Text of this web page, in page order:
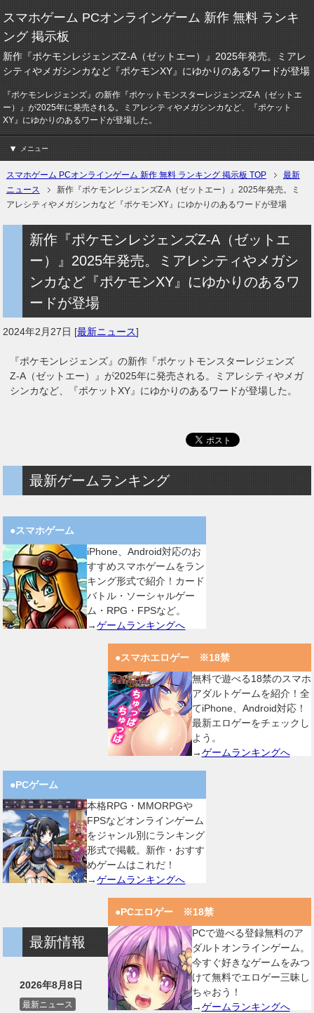
スマホゲーム PCオンラインゲーム 新作 無料 ランキ
ング 掲示板
新作『ポケモンレジェンズZ-A（ゼットエー）』2025年発売。ミアレ
シティやメガシンカなど『ポケモンXY』にゆかりのあるワードが登場
『ポケモンレジェンズ』の新作『ポケットモンスターレジェンズZ-A（ゼットエ
ー）』が2025年に発売される。ミアレシティやメガシンカなど、『ポケット
XY』にゆかりのあるワードが登場した。
メニュー
スマホゲーム PCオンラインゲーム 新作 無料 ランキング 掲示板 TOP
最新
ニュース
新作『ポケモンレジェンズZ-A（ゼットエー）』2025年発売。ミ
アレシティやメガシンカなど『ポケモンXY』にゆかりのあるワードが登場
新作『ポケモンレジェンズZ-A（ゼットエ
ー）』2025年発売。ミアレシティやメガシ
ンカなど『ポケモンXY』にゆかりのあるワ
ードが登場
2024年2月27日 [最新ニュース]
『ポケモンレジェンズ』の新作『ポケットモンスターレジェンズ
Z-A（ゼットエー）』が2025年に発売される。ミアレシティやメガ
シンカなど、『ポケットXY』にゆかりのあるワードが登場した。
最新ゲームランキング
●スマホゲーム
iPhone、Android対応のお
すすめスマホゲームをラン
キング形式で紹介！カード
バトル・ソーシャルゲー
ム・RPG・FPSなど。
→ゲームランキングへ
●スマホエロゲー ※18禁
無料で遊べる18禁のスマホ
アダルトゲームを紹介！全
てiPhone、Android対応！
最新エロゲーをチェックし
よう。
→ゲームランキングへ
●PCゲーム
本格RPG・MMORPGや
FPSなどオンラインゲーム
をジャンル別にランキング
形式で掲載。新作・おすす
めゲームはこれだ！
→ゲームランキングへ
●PCエロゲー ※18禁
PCで遊べる登録無料のア
ダルトオンラインゲーム。
今すぐ好きなゲームをみつ
けて無料でエロゲー三昧し
ちゃおう！
→ゲームランキングへ
最新情報
2026年8月8日
最新ニュース